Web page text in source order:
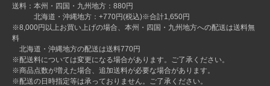
送料：本州・四国・九州地方：880円
北海道・沖縄地方：+770円(税込)※合計1,650円
※8,000円以上お買い上げの場合、本州・四国・九州地方への配送は送料無
料
北海道・沖縄地方の配送は送料770円
※配送料については変更になる場合があります。ご了承ください。
※商品点数が増えた場合、追加送料が必要な場合があります。
※配送の日時指定等は承っておりません。ご了承ください。